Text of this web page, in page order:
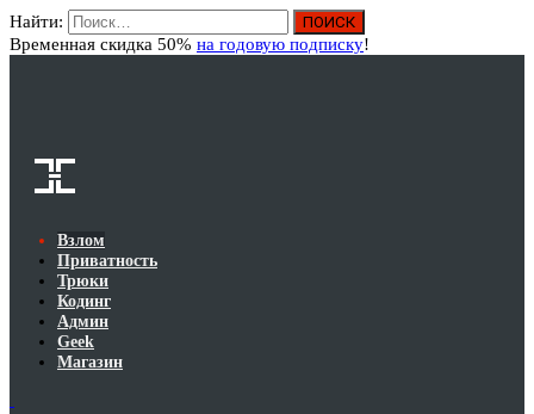
Найти:
Временная скидка 50% на годовую подписку!
Взлом
Приватность
Трюки
Кодинг
Админ
Geek
Магазин